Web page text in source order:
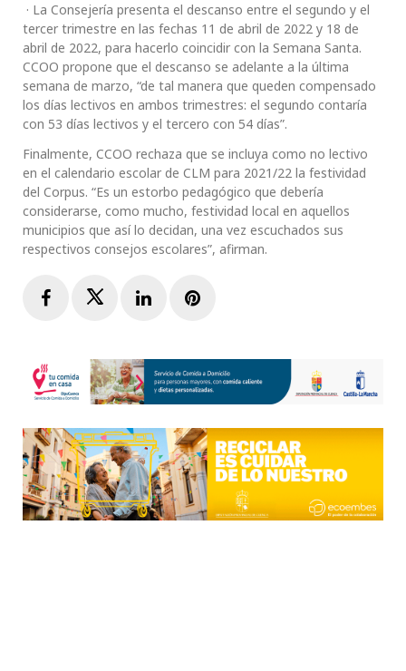
· La Consejería presenta el descanso entre el segundo y el
tercer trimestre en las fechas 11 de abril de 2022 y 18 de
abril de 2022, para hacerlo coincidir con la Semana Santa.
CCOO propone que el descanso se adelante a la última
semana de marzo, “de tal manera que queden compensado
los días lectivos en ambos trimestres: el segundo contaría
con 53 días lectivos y el tercero con 54 días”.
Finalmente, CCOO rechaza que se incluya como no lectivo
en el calendario escolar de CLM para 2021/22 la festividad
del Corpus. “Es un estorbo pedagógico que debería
considerarse, como mucho, festividad local en aquellos
municipios que así lo decidan, una vez escuchados sus
respectivos consejos escolares”, afirman.
FacebookTwitterLinkedInPinterest